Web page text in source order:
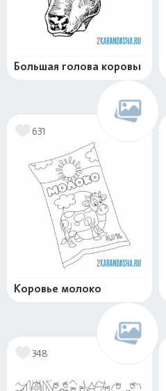
Большая голова коровы
631
Коровье молоко
348